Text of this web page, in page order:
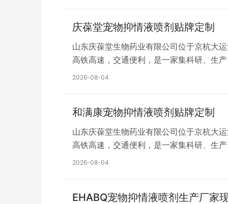
庆葆堂宠物抑情液喷剂贴牌定制
山东庆葆堂生物药业有限公司位于京杭大
高铁高速，交通便利，是一家集科研、
平方米，建设高标准净化生产车间、省级
2026-08-04
和满康宠物抑情液喷剂贴牌定制
山东庆葆堂生物药业有限公司位于京杭大
高铁高速，交通便利，是一家集科研、
平方米，建设高标准净化生产车间、省级
2026-08-04
EHABQ宠物抑情液喷剂生产厂家